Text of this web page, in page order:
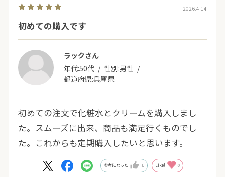
2026.4.14
初めての購入です
ラックさん
年代:50代 性別:男性
都道府県:兵庫県
初めての注文で化粧水とクリームを購入しまし
た。スムーズに出来、商品も満足行くものでし
た。これからも定期購入したいと思います。
参考になった 1 Like! 0